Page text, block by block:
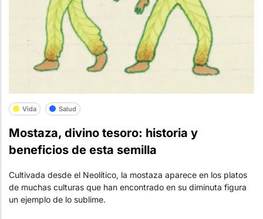
Vida Salud
Mostaza, divino tesoro: historia y
beneficios de esta semilla
Cultivada desde el Neolítico, la mostaza aparece en los platos
de muchas culturas que han encontrado en su diminuta figura
un ejemplo de lo sublime.